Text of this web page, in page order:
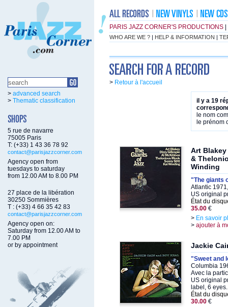
PARIS JAZZ CORNER'S PRODUCTIONS
WHO ARE WE ? | HELP & INFORMATION |
> advanced search
> Thematic classification
5 rue de navarre
75005 Paris
T: (+33) 1 43 36 78 92
contact@parisjazzcorner.com
Agency open from
tuesdays to saturday
from 12.00 AM to 8.00 PM
27 place de la libération
30250 Sommières
T : (+33) 4 66 35 42 83
contact@parisjazzcorner.com
Agency open on:
Saturday from 12.00 AM to
7.00 PM
or by appointment
> Retour à l'accueil
il y a 19
le nom
le prénom
Art
&
Winding
"The giants
Atlantic
US original
État du
35.00 €
> En savoir
> ajouter à
Jackie
"Sweet and
Columbia
Avec la
US original
label, 6 eyes.
État du
30.00 €